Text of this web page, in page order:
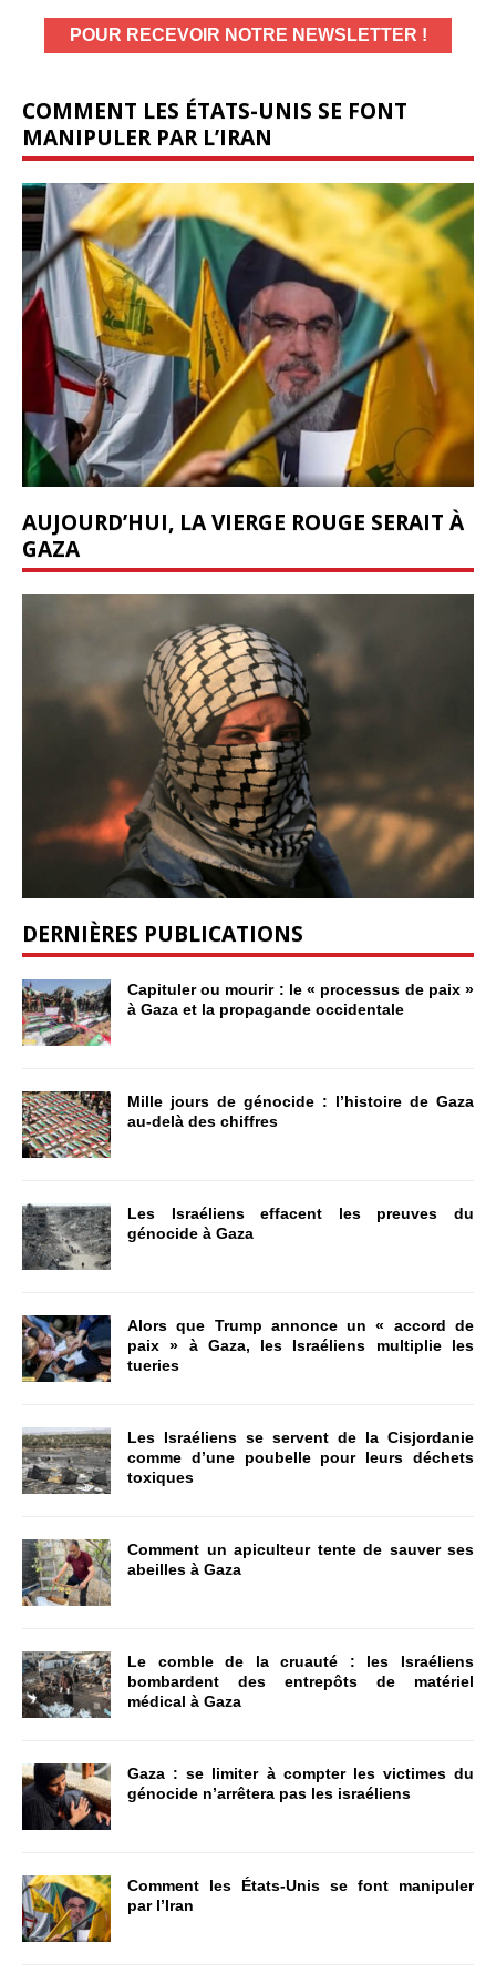
COMMENT LES ÉTATS-UNIS SE FONT
MANIPULER PAR L’IRAN
AUJOURD’HUI, LA VIERGE ROUGE SERAIT À
GAZA
DERNIÈRES PUBLICATIONS
Capituler ou mourir : le « processus de paix »
à Gaza et la propagande occidentale
Mille jours de génocide : l’histoire de Gaza
au-delà des chiffres
Les Israéliens effacent les preuves du
génocide à Gaza
Alors que Trump annonce un « accord de
paix » à Gaza, les Israéliens multiplie les
tueries
Les Israéliens se servent de la Cisjordanie
comme d’une poubelle pour leurs déchets
toxiques
Comment un apiculteur tente de sauver ses
abeilles à Gaza
Le comble de la cruauté : les Israéliens
bombardent des entrepôts de matériel
médical à Gaza
Gaza : se limiter à compter les victimes du
génocide n’arrêtera pas les israéliens
Comment les États-Unis se font manipuler
par l’Iran